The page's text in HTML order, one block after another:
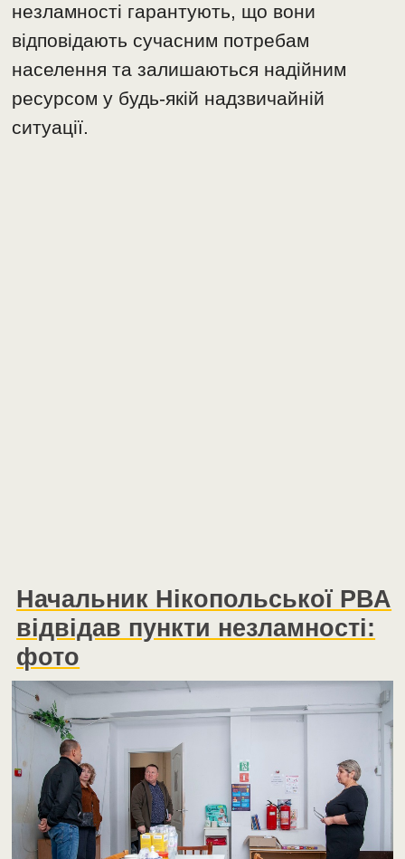
незламності гарантують, що вони
відповідають сучасним потребам
населення та залишаються надійним
ресурсом у будь-якій надзвичайній
ситуації.
Начальник Нікопольської РВА
відвідав пункти незламності:
фото